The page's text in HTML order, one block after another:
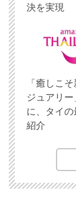
決を実現
「癒しこ
ジュアリ
に、タイ
紹介